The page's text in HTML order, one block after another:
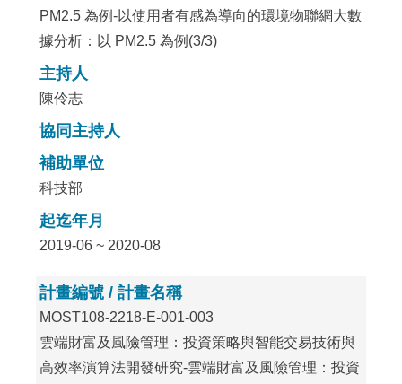
PM2.5 為例-以使用者有感為導向的環境物聯網大數
據分析：以 PM2.5 為例(3/3)
主持人
陳伶志
協同主持人
補助單位
科技部
起迄年月
2019-06 ~ 2020-08
計畫編號 / 計畫名稱
MOST108-2218-E-001-003
雲端財富及風險管理：投資策略與智能交易技術與
高效率演算法開發研究-雲端財富及風險管理：投資